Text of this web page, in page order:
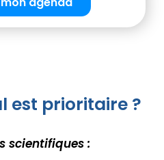
est prioritaire ?
scientifiques :